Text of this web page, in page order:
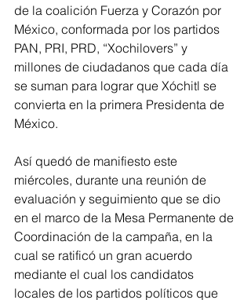
de la coalición Fuerza y Corazón por
México, conformada por los partidos
PAN, PRI, PRD, “Xochilovers” y
millones de ciudadanos que cada día
se suman para lograr que Xóchitl se
convierta en la primera Presidenta de
México.
Así quedó de manifiesto este
miércoles, durante una reunión de
evaluación y seguimiento que se dio
en el marco de la Mesa Permanente de
Coordinación de la campaña, en la
cual se ratificó un gran acuerdo
mediante el cual los candidatos
locales de los partidos políticos que